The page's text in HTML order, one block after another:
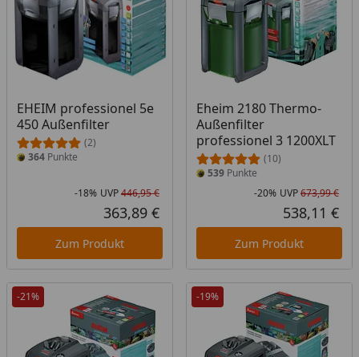
EHEIM professionel 5e
450 Außenfilter
(2)
364 Punkte
Rabatt in Prozent
-18%
Ursprünglicher Preis
UVP446,95 €
Aktueller Preis
363,89 €
Zum Produkt
Eheim 2180 Thermo-
Außenfilter
professionel 3 1200XLT
(10)
539Punkte
-20% UVP673,99 €
538,11 €
Zum Produkt
-21% -19%